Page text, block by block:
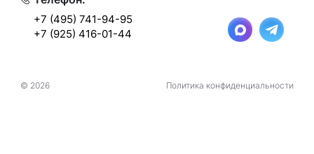
+7 (495) 741-94-95
+7 (925) 416-01-44
© 2026 Политика конфиденциальности